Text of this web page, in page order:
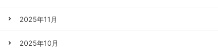
2025年11月
2025年10月